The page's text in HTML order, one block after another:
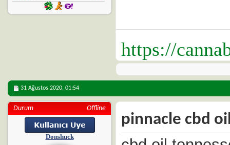
https://
31 Ağustos 2020, 01:54
Durum Offline
Donshuck
pinnacle cbd